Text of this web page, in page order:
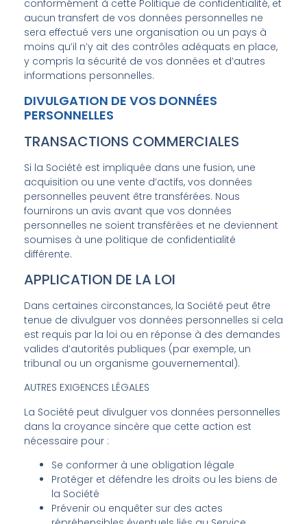
conformément à cette Politique de confidentialité, et
aucun transfert de vos données personnelles ne
sera effectué vers une organisation ou un pays à
moins qu’il n’y ait des contrôles adéquats en place,
y compris la sécurité de vos données et d’autres
informations personnelles.
DIVULGATION DE VOS DONNÉES
PERSONNELLES
TRANSACTIONS COMMERCIALES
Si la Société est impliquée dans une fusion, une
acquisition ou une vente d’actifs, vos données
personnelles peuvent être transférées. Nous
fournirons un avis avant que vos données
personnelles ne soient transférées et ne deviennent
soumises à une politique de confidentialité
différente.
APPLICATION DE LA LOI
Dans certaines circonstances, la Société peut être
tenue de divulguer vos données personnelles si cela
est requis par la loi ou en réponse à des demandes
valides d’autorités publiques (par exemple, un
tribunal ou un organisme gouvernemental).
AUTRES EXIGENCES LÉGALES
La Société peut divulguer vos données personnelles
dans la croyance sincère que cette action est
nécessaire pour :
Se conformer à une obligation légale
Protéger et défendre les droits ou les biens de
la Société
Prévenir ou enquêter sur des actes